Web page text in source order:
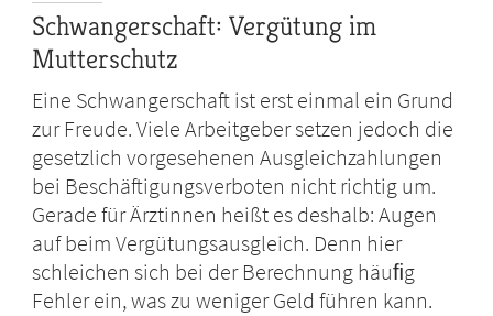
Schwangerschaft: Vergütung im
Mutterschutz
Eine Schwangerschaft ist erst einmal ein Grund
zur Freude. Viele Arbeitgeber setzen jedoch die
gesetzlich vorgesehenen Ausgleichzahlungen
bei Beschäftigungsverboten nicht richtig um.
Gerade für Ärztinnen heißt es deshalb: Augen
auf beim Vergütungsausgleich. Denn hier
schleichen sich bei der Berechnung häuﬁg
Fehler ein, was zu weniger Geld führen kann.